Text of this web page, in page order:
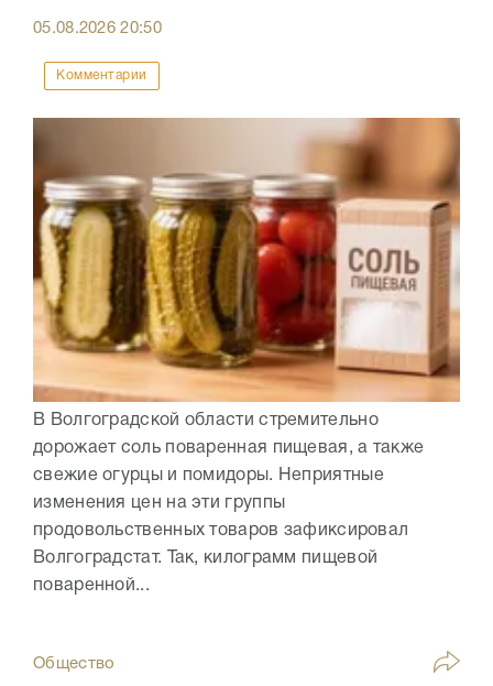
05.08.202620:50
Комментарии
В Волгоградской области стремительно
дорожает соль поваренная пищевая, а также
свежие огурцы и помидоры. Неприятные
изменения цен на эти группы
продовольственных товаров зафиксировал
Волгоградстат. Так, килограмм пищевой
поваренной...
Общество